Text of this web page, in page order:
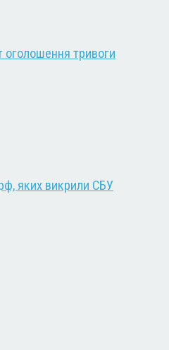
тривоги
яких викрили СБУ